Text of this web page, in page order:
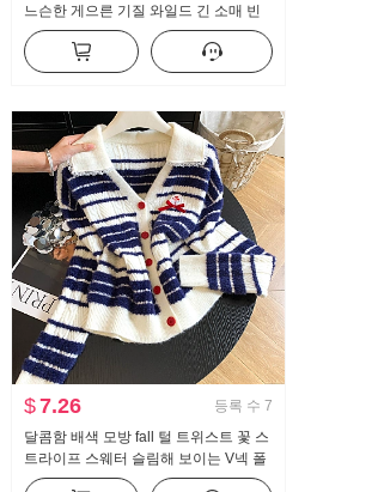
느슨한 게으른 기질 와일드 긴 소매 빈
뜨개질 블라우스 캐미솔
$7.26 등록 수 7
달콤함 배색 모방 fall 털 트위스트 꽃 스
트라이프 스웨터 슬림해 보이는 V넥 폴
로 칼라 레이스 니트 오픈 가디건